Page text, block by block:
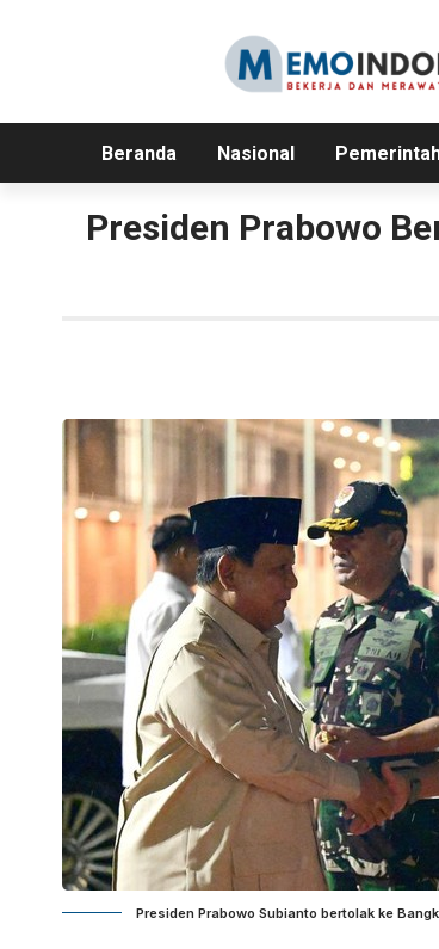
Beranda Nasional
Presiden Prabowo
Presiden Prabowo Subianto bertolak ke